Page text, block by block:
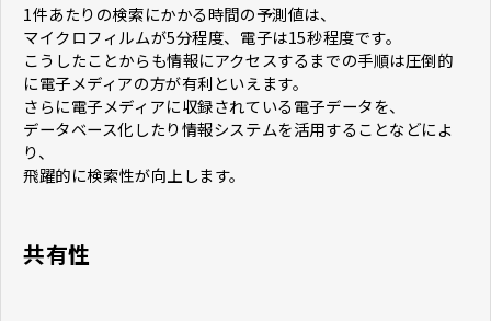
1件あたりの検索にかかる時間の予測値は、
マイクロフィルムが5分程度、電子は15秒程度です。
こうしたことからも情報にアクセスするまでの手順は圧倒的
に電子メディアの方が有利といえます。
さらに電子メディアに収録されている電子データを、
データベース化したり情報システムを活用することなどによ
り、
飛躍的に検索性が向上します。
共有性